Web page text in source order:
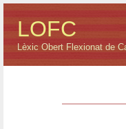
LOFC
Lèxic Obert Flexionat de